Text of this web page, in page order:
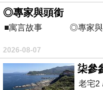
三、變動成本（越
1.外包費（最大變
可能佔比：
•20%～60%營
◎專家與頭銜
■寓言故事 ◎專家與
⊕潘文
之谷」裡——
2026-08-07
柒參
老宅2